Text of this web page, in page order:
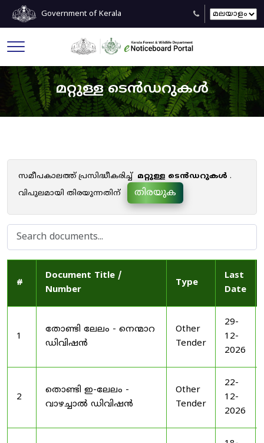
Government of Kerala
മറ്റുള്ള ടെൻഡറുകൾ
സമീപകാലത്ത് പ്രസിദ്ധീകരിച്ച് മറ്റുള്ള ടെൻഡറുകൾ .
വിപുലമായി തിരയുന്നതിന്
തിരയുക
#
Document Title /
Number
Type
Last
Date
1
തോണ്ടി ലേലം - നെന്മാറ
ഡിവിഷൻ
Other
Tender
29-
12-
2026
2
തൊണ്ടി ഇ-ലേലം -
വാഴച്ചാൽ ഡിവിഷൻ
Other
Tender
22-
12-
2026